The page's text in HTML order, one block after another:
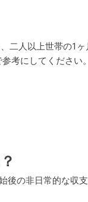
、二人以上世帯の1
考にしてください。
後の非日常的な収